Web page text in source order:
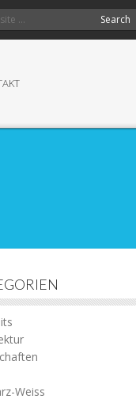
Weiss